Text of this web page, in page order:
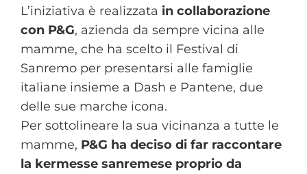
L’iniziativa è realizzata in collaborazione
con P&G, azienda da sempre vicina alle
mamme, che ha scelto il Festival di
Sanremo per presentarsi alle famiglie
italiane insieme a Dash e Pantene, due
delle sue marche icona.
Per sottolineare la sua vicinanza a tutte le
mamme, P&G ha deciso di far raccontare
la kermesse sanremese proprio da